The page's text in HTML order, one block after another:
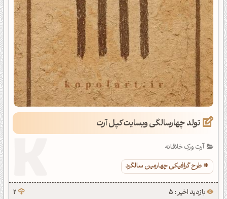
تولد چهارسالگی وبسایت کپل آرت
آرت ورک خلاقانه
طرح گرافیکی چهارمین سالگرد
بازدید اخیر : 5 2